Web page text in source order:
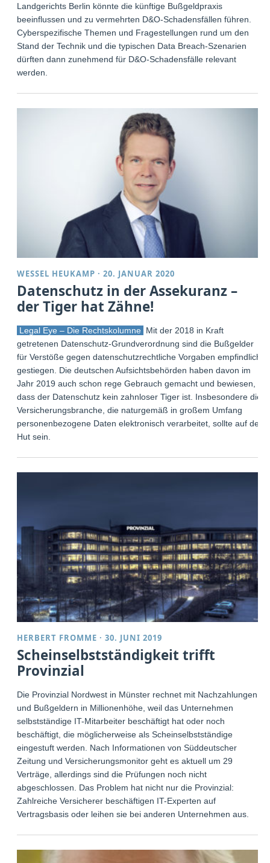
Landgerichts Berlin könnte die künftige Bußgeldpraxis
beeinflussen und zu vermehrten D&O-Schadensfällen führen.
Cyberspezifische Themen und Fragestellungen rund um den
Stand der Technik und die typischen Data Breach-Szenarien
dürften dann zunehmend für D&O-Schadensfälle relevant
werden.
WESSEL HEUKAMP ·20. JANUAR 2020
Datenschutz in der Assekuranz –
der Tiger hat Zähne!
Legal Eye – Die Rechtskolumne
Mit der 2018 in Kraft
getretenen Datenschutz-Grundverordnung sind die Bußgelder
für Verstöße gegen datenschutzrechtliche Vorgaben empfindlich
gestiegen. Die deutschen Aufsichtsbehörden haben davon im
Jahr 2019 auch schon rege Gebrauch gemacht und bewiesen,
dass der Datenschutz kein zahnloser Tiger ist. Insbesondere die
Versicherungsbranche, die naturgemäß in großem Umfang
personenbezogene Daten elektronisch verarbeitet, sollte auf der
Hut sein.
HERBERT FROMME ·30. JUNI 2019
Scheinselbstständigkeit trifft
Provinzial
Die Provinzial Nordwest in Münster rechnet mit Nachzahlungen
und Bußgeldern in Millionenhöhe, weil das Unternehmen
selbstständige IT-Mitarbeiter beschäftigt hat oder noch
beschäftigt, die möglicherweise als Scheinselbstständige
eingestuft werden. Nach Informationen von Süddeutscher
Zeitung und Versicherungsmonitor geht es aktuell um 29
Verträge, allerdings sind die Prüfungen noch nicht
abgeschlossen. Das Problem hat nicht nur die Provinzial:
Zahlreiche Versicherer beschäftigen IT-Experten auf
Vertragsbasis oder leihen sie bei anderen Unternehmen aus.